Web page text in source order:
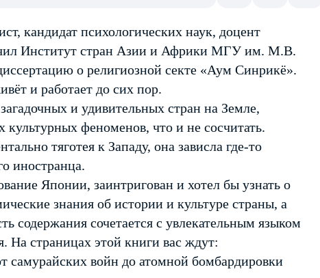
кандидат психологических наук, доцент
Институт стран Азии и Африки МГУ им. М.В.
о религиозной секте «Аум Синрикё».
и работает до сих пор.
и удивительных стран на Земле,
феноменов, что и не сосчитать.
тяготея к Западу, она зависла где-то
иностранца.
Японии, заинтригован и хотел бы узнать о
знания об истории и культуре страны, а
содержания сочетается с увлекательным языком
На страницах этой книги вас ждут:
самурайских войн до атомной бомбардировки